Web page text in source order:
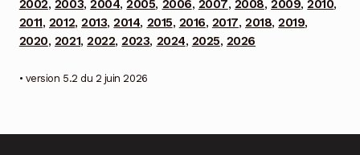
2002, 2003,2004,2005, 2006, 2007, 2008,2009,2010,
2011, 2012,2013,2014, 2015, 2016, 2017,2018,2019,
2020, 2021,2022,2023, 2024, 2025, 2026
• version 5.2 du 2 juin 2026